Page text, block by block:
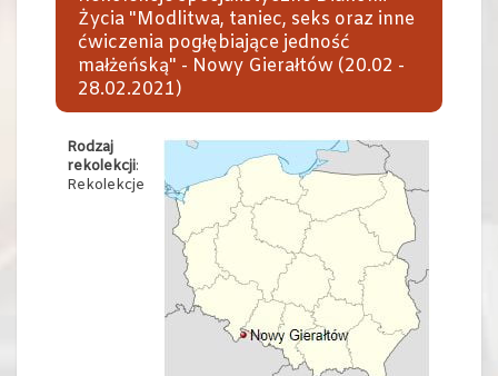
Życia "Modlitwa, taniec, seks oraz inne
ćwiczenia pogłębiające jedność
małżeńską" - Nowy Gierałtów (20.02 -
28.02.2021)
Rodzaj
rekolekcji:
Rekolekcje